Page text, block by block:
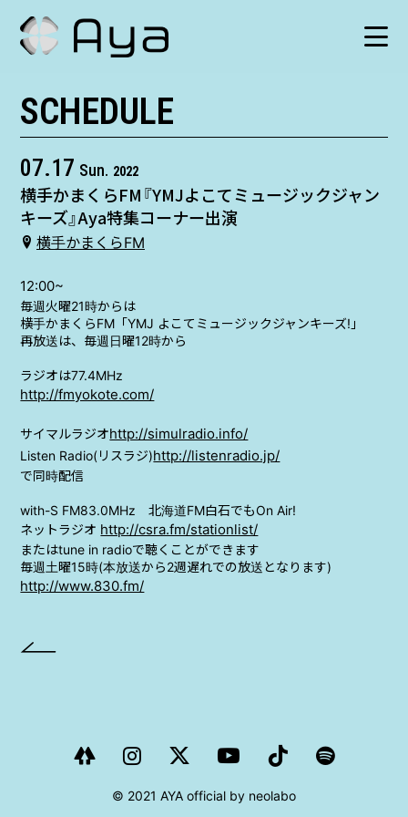
SCHEDULE
VIDEO
TICKET
AYA Solo Project Crawl
AYA Solo Ploject Cister
PAST SCHEDULE
SCHEDULE
07.17 Sun. 2022
横手かまくらFM『YMJよこてミュージックジャン
キーズ』Aya特集コーナー出演
横手かまくらFM
12:00~
毎週火曜21時からは
横手かまくらFM「YMJ よこてミュージックジャンキーズ!」
再放送は、毎週日曜12時から
ラジオは77.4MHz
http://fmyokote.com/
サイマルラジオhttp://simulradio.info/
Listen Radio(リスラジ)http://listenradio.jp/
で同時配信
with-S FM83.0MHz 北海道FM白石でもOn Air!
ネットラジオ http://csra.fm/stationlist/
またはtune in radioで聴くことができます
毎週土曜15時(本放送から2週遅れでの放送となります)
http://www.830.fm/
© 2021 AYA official by neolabo